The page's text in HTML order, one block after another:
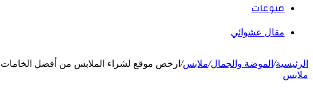
منوعات
مقال عشوائي
الرئيسية/ الموضة والجمال/ملابس/ ارخص موقع لشراء الملابس من أفضل الخامات
ملابس